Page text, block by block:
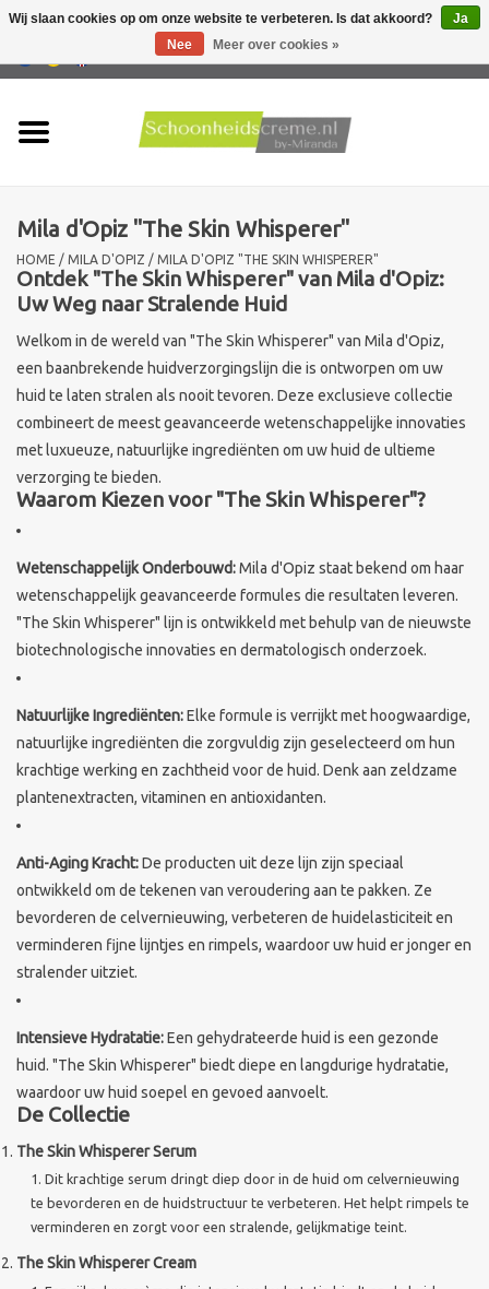
Producten
Huidproblemen
Mannen verzorging
Acties
Nieuw !!
Sothys Paris
Mila d'Opiz
Bernard cassiere
Pascaud
Fusion Meso
Ekseption Skincare
Blog
Mila d'Opiz "The Skin Whisperer"
HOME / MILA D'OPIZ / MILA D'OPIZ "THE SKIN WHISPERER"
Ontdek "The Skin Whisperer" van Mila d'Opiz:
Uw Weg naar Stralende Huid
Welkom in de wereld van "The Skin Whisperer" van Mila d'Opiz,
een baanbrekende huidverzorgingslijn die is ontworpen om uw
huid te laten stralen als nooit tevoren. Deze exclusieve collectie
combineert de meest geavanceerde wetenschappelijke innovaties
met luxueuze, natuurlijke ingrediënten om uw huid de ultieme
verzorging te bieden.
Waarom Kiezen voor "The Skin Whisperer"?
Wetenschappelijk Onderbouwd:Mila d'Opiz staat bekend om haar
wetenschappelijk geavanceerde formules die resultaten leveren.
"The Skin Whisperer" lijn is ontwikkeld met behulp van de nieuwste
biotechnologische innovaties en dermatologisch onderzoek.
Natuurlijke Ingrediënten:Elke formule is verrijkt met hoogwaardige,
natuurlijke ingrediënten die zorgvuldig zijn geselecteerd om hun
krachtige werking en zachtheid voor de huid. Denk aan zeldzame
plantenextracten, vitaminen en antioxidanten.
Anti-Aging Kracht:De producten uit deze lijn zijn speciaal
ontwikkeld om de tekenen van veroudering aan te pakken. Ze
bevorderen de celvernieuwing, verbeteren de huidelasticiteit en
verminderen fijne lijntjes en rimpels, waardoor uw huid er jonger en
stralender uitziet.
Intensieve Hydratatie:Een gehydrateerde huid is een gezonde
huid. "The Skin Whisperer" biedt diepe en langdurige hydratatie,
waardoor uw huid soepel en gevoed aanvoelt.
De Collectie
The Skin Whisperer Serum
Dit krachtige serum dringt diep door in de huid om celvernieuwing
te bevorderen en de huidstructuur te verbeteren. Het helpt rimpels te
verminderen en zorgt voor een stralende, gelijkmatige teint.
The Skin Whisperer Cream
Wij slaan cookies op om onze website te verbeteren. Is dat akkoord?
Ja
Nee
Meer over cookies »